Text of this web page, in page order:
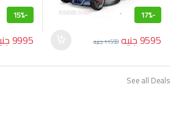
-
17%
9595جنيه 11550جنيه
-
15%
9995
See all Deals